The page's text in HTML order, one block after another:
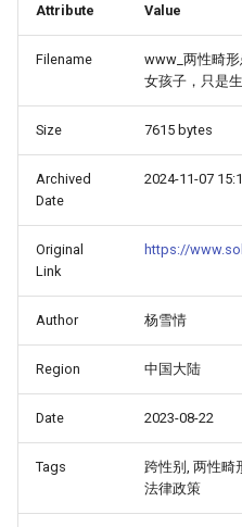
Attribute Value
Filename
www_两性畸
女孩子，只是
Size 7615 bytes
Archived
Date
2024-11-07
Original
Link
https://
Author 杨雪情
Region 中国大陆
Date 2023-08-22
Tags
跨性别, 两性畸
法律政策